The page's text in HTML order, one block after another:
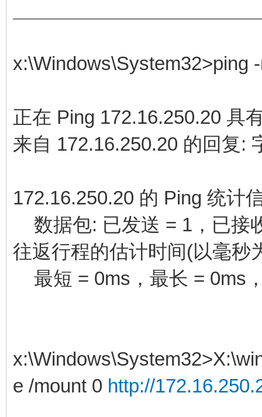
x:\Windows\System32>ping
正在 Ping 172.16.250.20 具
来自 172.16.250.20 的回复:
172.16.250.20 的 Ping 统计
数据包: 已发送 = 1，已接
往返行程的估计时间(以毫秒
最短 = 0ms，最长 = 0ms
e /mount 0 http://